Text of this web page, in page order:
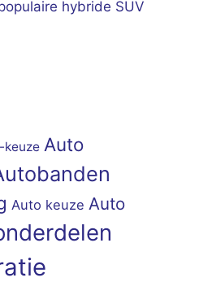
hybride SUV
keuze Auto
Auto keuze Auto